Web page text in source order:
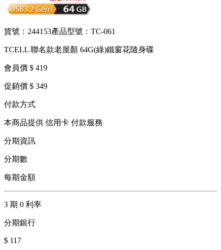
貨號：244153產品型號：TC-061
TCELL 聯名款老屋顏 64G(綠)鐵窗花隨身碟
會員價 $ 419
促銷價 $ 349
付款方式
本商品提供 信用卡 付款服務
分期資訊
分期數
每期金額
3 期 0 利率
分期銀行
$ 117